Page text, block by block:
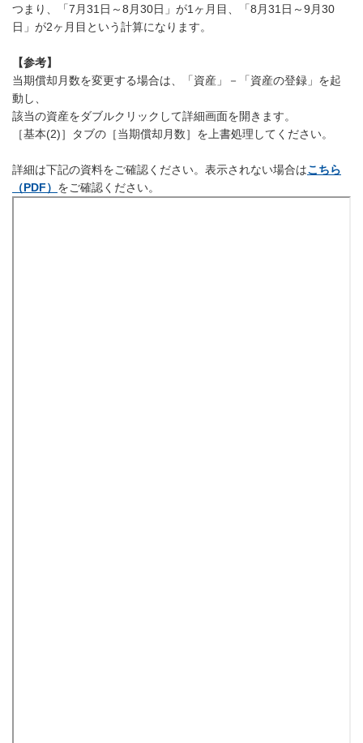
つまり、「7月31日～8月30日」が1ヶ月目、「8月31日～9月30
日」が2ヶ月目という計算になります。
【参考】
当期償却月数を変更する場合は、「資産」－「資産の登録」を起
動し、
該当の資産をダブルクリックして詳細画面を開きます。
［基本(2)］タブの［当期償却月数］を上書処理してください。
詳細は下記の資料をご確認ください。表示されない場合はこちら
（PDF） をご確認ください。